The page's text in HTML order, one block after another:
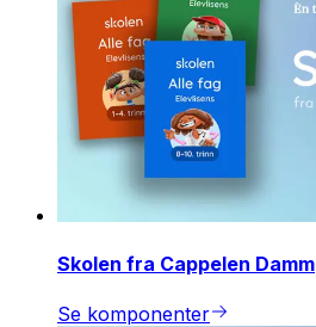
Skolen fra Cappelen Damm
Se komponenter